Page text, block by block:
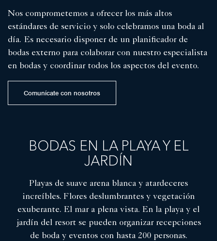
Nos comprometemos a ofrecer los más altos
estándares de servicio y solo celebramos una boda al
día. Es necesario disponer de un planificador de
bodas externo para colaborar con nuestro especialista
en bodas y coordinar todos los aspectos del evento.
Comunícate con nosotros
BODAS EN LA PLAYA Y EL
JARDÍN
Playas de suave arena blanca y atardeceres
increíbles. Flores deslumbrantes y vegetación
exuberante. El mar a plena vista. En la playa y el
jardín del resort se pueden organizar recepciones
de boda y eventos con hasta 200 personas.